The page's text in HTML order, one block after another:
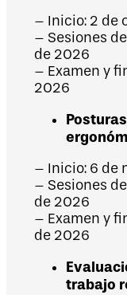
– Inicio: 2 de
– Sesiones
de 2026
– Examen y
2026
– Inicio: 6 de
– Sesiones
de 2026
– Examen y
de 2026
trabajo